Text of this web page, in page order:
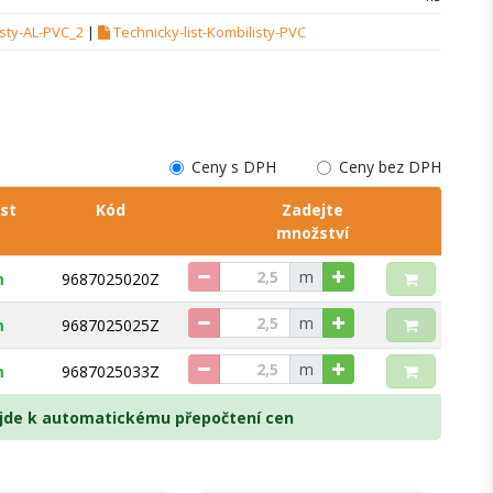
AL-PVC_2 | Technicky-list-Kombilisty-PVC
Ceny s DPH Ceny bez DPH
Kód
Zadejte
množství
9687025020Z m
9687025025Z m
9687025033Z m
k automatickému přepočtení cen